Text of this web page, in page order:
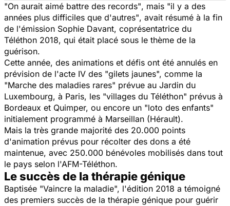
"On aurait aimé battre des records", mais "il y a des
années plus difficiles que d'autres", avait résumé à la fin
de l'émission Sophie Davant, coprésentatrice du
Téléthon 2018, qui était placé sous le thème de la
guérison.
Cette année, des animations et défis ont été annulés en
prévision de l'acte IV des "gilets jaunes", comme la
"Marche des maladies rares" prévue au Jardin du
Luxembourg, à Paris, les "villages du Téléthon" prévus à
Bordeaux et Quimper, ou encore un "loto des enfants"
initialement programmé à Marseillan (Hérault).
Mais la très grande majorité des 20.000 points
d'animation prévus pour récolter des dons a été
maintenue, avec 250.000 bénévoles mobilisés dans tout
le pays selon l'AFM-Téléthon.
Le succès de la thérapie génique
Baptisée "Vaincre la maladie", l'édition 2018 a témoigné
des premiers succès de la thérapie génique pour guérir